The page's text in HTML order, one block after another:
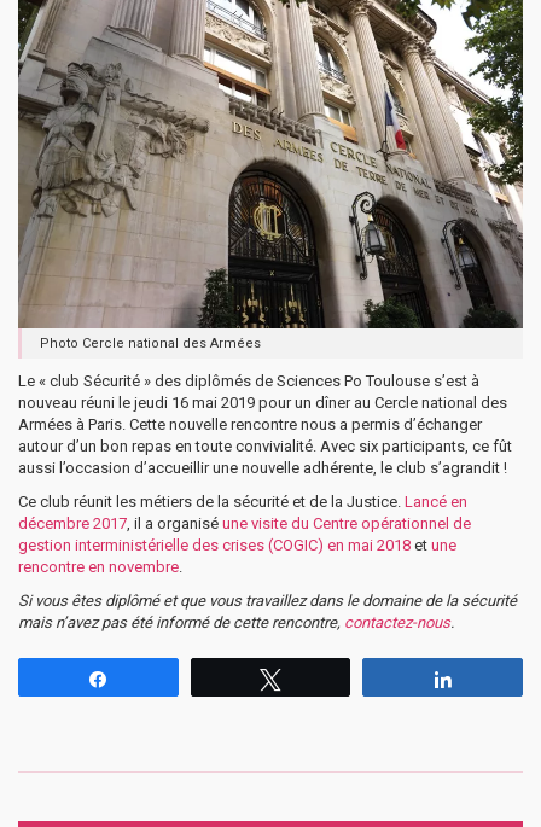
Photo Cercle national des Armées
Le « club Sécurité » des diplômés de Sciences Po Toulouse s’est à
nouveau réuni le jeudi 16 mai 2019 pour un dîner au Cercle national des
Armées à Paris. Cette nouvelle rencontre nous a permis d’échanger
autour d’un bon repas en toute convivialité. Avec six participants, ce fût
aussi l’occasion d’accueillir une nouvelle adhérente, le club s’agrandit !
Ce club réunit les métiers de la sécurité et de la Justice. Lancé en
décembre 2017 , il a organisé une visite du Centre opérationnel de
gestion interministérielle des crises (COGIC) en mai 2018 et une
rencontre en novembre
Si vous êtes diplômé et que vous travaillez dans le domaine de la sécurité
mais n’avez pas été informé de cette rencontre, contactez-nous.